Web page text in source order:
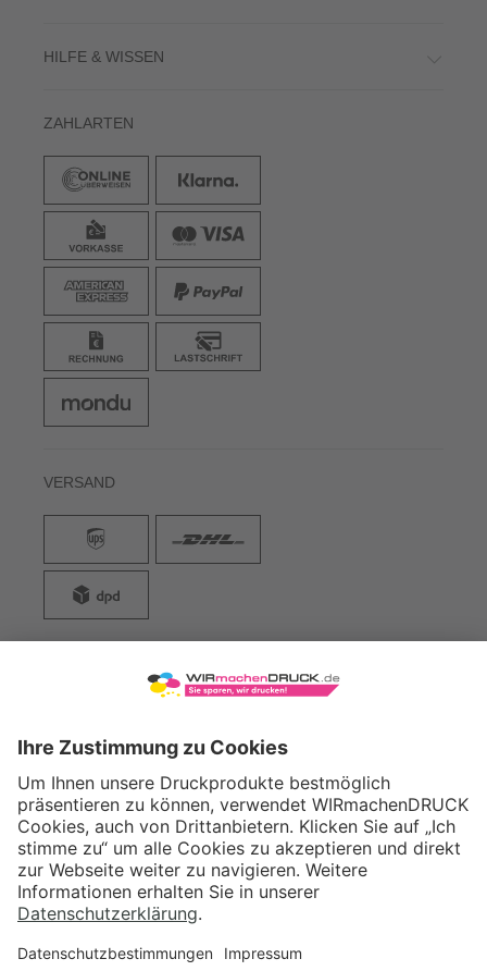
HILFE & WISSEN
ZAHLARTEN
VERSAND
WIRmachenDRUCK GmbH
71522 Backnang
Tel.: +49 (0) 711 995 982 - 20
Fax: +49 (0) 711 995 982 - 21
SOCIAL MEDIA